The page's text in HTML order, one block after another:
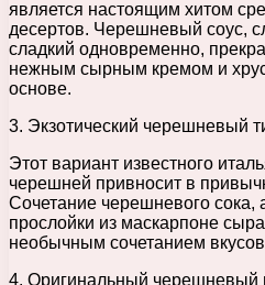
является настоящим хитом
десертов. Черешневый соус,
сладкий одновременно,
нежным сырным кремом и
основе.
3. Экзотический черешневый
Этот вариант известного
черешней привносит в
Сочетание черешневого сока,
прослойки из маскарпоне
необычным сочетанием вкусов
4. Оригинальный черешневый